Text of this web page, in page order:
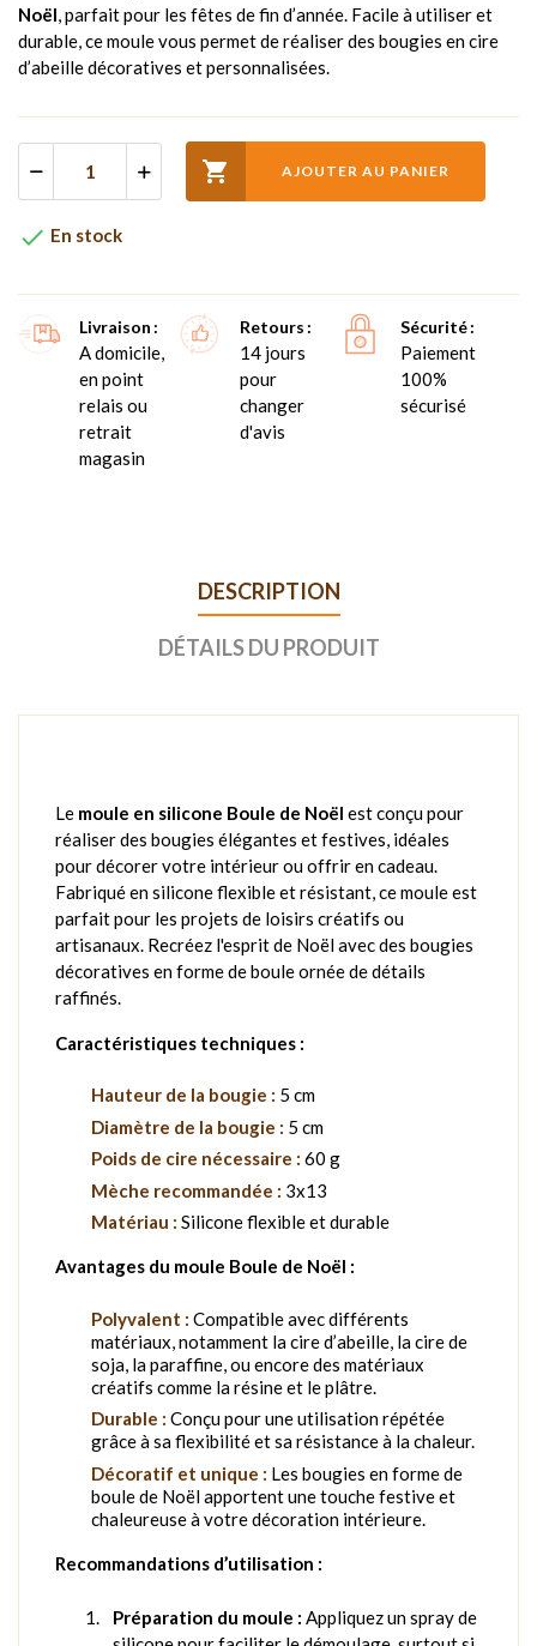
Noël, parfait pour les fêtes de fin d’année. Facile à utiliser et
durable, ce moule vous permet de réaliser des bougies en cire
d’abeille décoratives et personnalisées.
 AJOUTER AU PANIER
 En stock
Livraison
A domicile,
en point
relais ou
retrait
magasin
Retours
14 jours
pour
changer
d'avis
Sécurité
Paiement
100%
sécurisé
DESCRIPTION
DÉTAILS DU PRODUIT
Le moule en silicone Boule de Noël est conçu pour
réaliser des bougies élégantes et festives, idéales
pour décorer votre intérieur ou offrir en cadeau.
Fabriqué en silicone flexible et résistant, ce moule est
parfait pour les projets de loisirs créatifs ou
artisanaux. Recréez l'esprit de Noël avec des bougies
décoratives en forme de boule ornée de détails
raffinés.
Caractéristiques techniques :
Hauteur de la bougie : 5 cm
Diamètre de la bougie : 5 cm
Poids de cire nécessaire : 60 g
Mèche recommandée : 3x13
Matériau : Silicone flexible et durable
Avantages du moule Boule de Noël :
Polyvalent : Compatible avec différents
matériaux, notamment la cire d’abeille, la cire de
soja, la paraffine, ou encore des matériaux
créatifs comme la résine et le plâtre.
Durable : Conçu pour une utilisation répétée
grâce à sa flexibilité et sa résistance à la chaleur.
Décoratif et unique : Les bougies en forme de
boule de Noël apportent une touche festive et
chaleureuse à votre décoration intérieure.
Recommandations d’utilisation :
Préparation du moule : Appliquez un spray de